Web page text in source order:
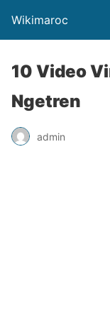
Wikimaroc
10 Video
Ngetren
admin